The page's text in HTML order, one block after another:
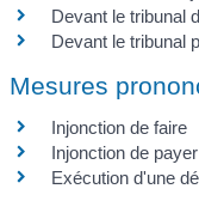
Devant le tribunal
Devant le tribunal
Mesures
Injonction de faire
Injonction de
Exécution d'une